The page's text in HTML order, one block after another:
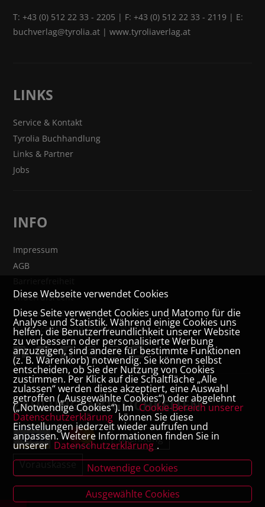
T:+43 (0) 512 22 33 - 2205 | F: +43 (0) 512 22 33 - 2119 | E:
buchverlag@tyrolia.at |www.tyroliaverlag.at
LINKS
Service & Kontakt
Tyrolia Buchhandlung
Links & Partner
Jobs
INFO
Impressum
AGB
Widerrufsrecht
VERTRAG WIDERRUFEN
Datenschutz- und Cookieerklärung
ZAHLUNGSMÖGLICHKEITEN
Rechnung
Vorauskasse
Diese Webseite verwendet Cookies
Diese Seite verwendet Cookies und Matomo für die
Analyse und Statistik. Während einige Cookies uns
helfen, die Benutzerfreundlichkeit unserer Website
zu verbessern oder personalisierte Werbung
anzuzeigen, sind andere für bestimmte Funktionen
(z. B. Warenkorb) notwendig. Sie können selbst
entscheiden, ob Sie der Nutzung von Cookies
zustimmen. Per Klick auf die Schaltfläche „Alle
zulassen“ werden diese akzeptiert, eine Auswahl
getroffen („Ausgewählte Cookies“) oder abgelehnt
(„Notwendige Cookies“). Im Cookie-Bereich unserer
Datenschutzerklärung können Sie diese
Einstellungen jederzeit wieder aufrufen und
anpassen. Weitere Informationen finden Sie in
unserer Datenschutzerklärung .
Notwendige Cookies
Ausgewählte Cookies